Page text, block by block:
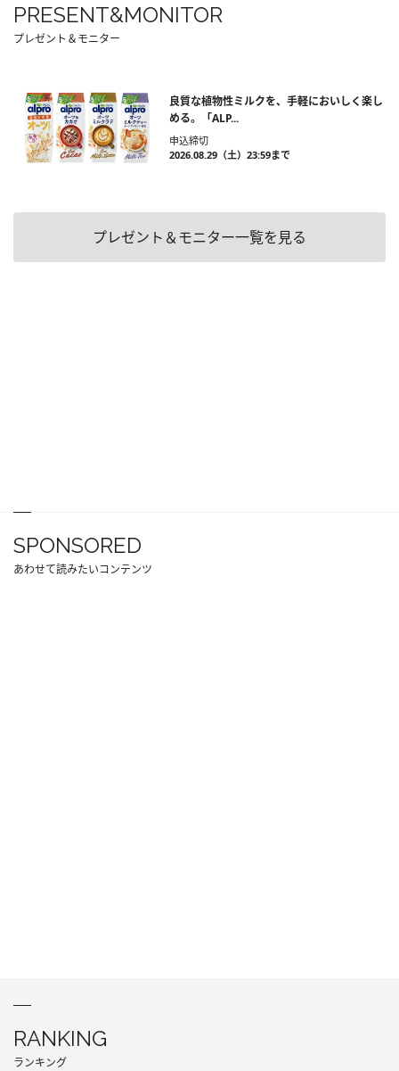
PRESENT&MONITOR
プレゼント＆モニター
良質な植物性ミルクを、手軽においしく楽し
める。「ALP...
申込締切
2026.08.29（土）23:59まで
プレゼント＆モニター一覧を見る
SPONSORED
あわせて読みたいコンテンツ
RANKING
ランキング